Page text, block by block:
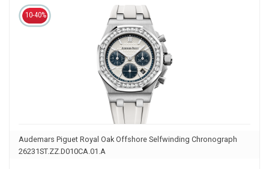
10-40%
Audemars Piguet Royal Oak Offshore Selfwinding Chronograph
26231ST.ZZ.D010CA.01.A